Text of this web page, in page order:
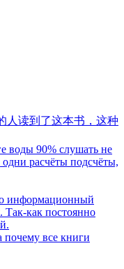
人读到了这本书，这种
воды 90% слушать не
расчёты подсчёты,
информационный
Так-как постоянно
почему все книги